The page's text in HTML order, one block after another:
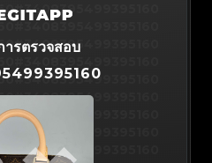
#3066123689299189
#3066123689299189
#3066123689299189
#3066123689299189
#3066123689299189
#3066123689299189
#3066123689299189
#3066123689299189
#3066123689299189
#3066123689299189
#3066123689299189
#3066123689299189
#3066123689299189
#3066123689299189
#3066123689299189
#3408395499395160
#3408395499395160
#3408395499395160
#3408395499395160
#3408395499395160
#3408395499395160
#3408395499395160
#3408395499395160
ารตรวจสอบ